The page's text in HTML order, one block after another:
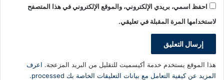
احفظ اسمي، بريدي الإلكتروني، والموقع الإلكتروني في هذا المتصفح
لاستخدامها المرة المقبلة في تعليقي.
هذا الموقع يستخدم خدمة أكيسميت للتقليل من البريد المزعجة. اعرف
المزيد عن كيفية التعامل مع بيانات التعليقات الخاصة بك processed
.